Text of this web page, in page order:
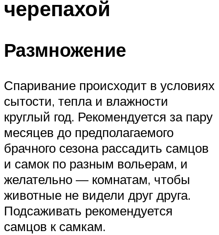
черепахой
Размножение
Спаривание происходит в условиях
сытости, тепла и влажности
круглый год. Рекомендуется за пару
месяцев до предполагаемого
брачного сезона рассадить самцов
и самок по разным вольерам, и
желательно — комнатам, чтобы
животные не видели друг друга.
Подсаживать рекомендуется
самцов к самкам.